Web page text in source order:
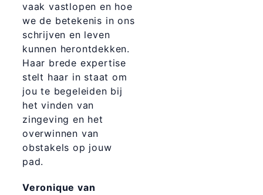
vaak vastlopen en hoe
we de betekenis in ons
schrijven en leven
kunnen herontdekken.
Haar brede expertise
stelt haar in staat om
jou te begeleiden bij
het vinden van
zingeving en het
overwinnen van
obstakels op jouw
pad.
Veronique van